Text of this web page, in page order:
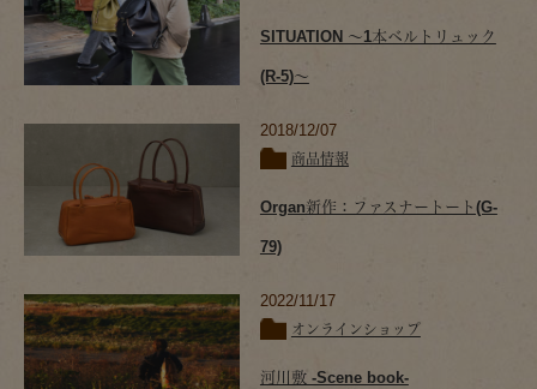
SITUATION ～1本ベルトリュック
(R-5)～
2018/12/07
商品情報
Organ新作：ファスナートート(G-
79)
2022/11/17
オンラインショップ
河川敷 -Scene book-